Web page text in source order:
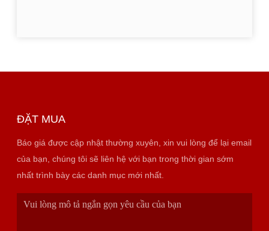
ĐẶT MUA
Báo giá được cập nhật thường xuyên, xin vui lòng để lại email
của bạn, chúng tôi sẽ liên hệ với bạn trong thời gian sớm
nhất trình bày các danh mục mới nhất.